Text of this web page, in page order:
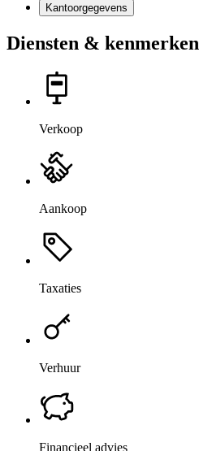
Kantoorgegevens
Diensten & kenmerken
Verkoop
Aankoop
Taxaties
Verhuur
Financieel advies